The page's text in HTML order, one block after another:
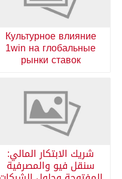
Культурное влияние
1win на глобальные
рынки ставок
شريك الابتكار المالي:
سنقل فيو والمصرفية